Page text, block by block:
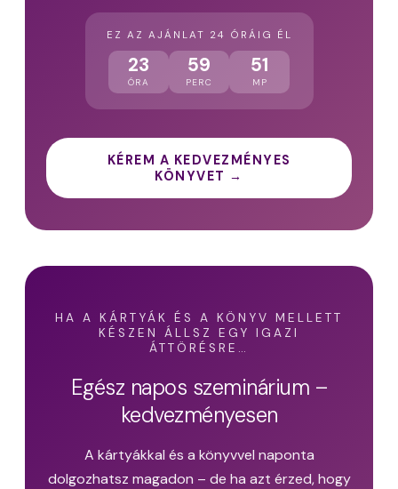
EZ AZ AJÁNLAT 24 ÓRÁIG ÉL
23
ÓRA
59
PERC
50
MP
KÉREM A KEDVEZMÉNYES
KÖNYVET →
HA A KÁRTYÁK ÉS A KÖNYV MELLETT
KÉSZEN ÁLLSZ EGY IGAZI
ÁTTÖRÉSRE…
Egész napos szeminárium –
kedvezményesen
A kártyákkal és a könyvvel naponta
dolgozhatsz magadon – de ha azt érzed, hogy